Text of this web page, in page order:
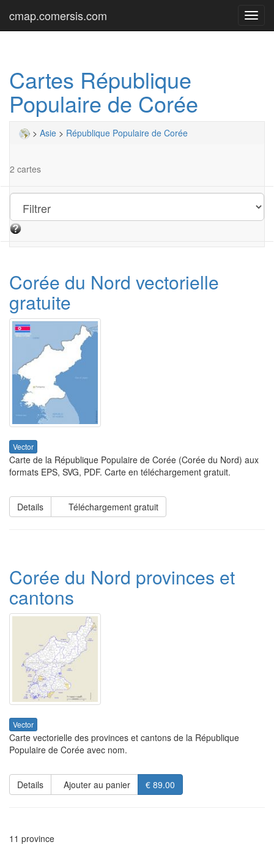
cmap.comersis.com
Cartes République
Populaire de Corée
> Asie > République Populaire de Corée
2 cartes
Corée du Nord vectorielle
gratuite
Vector
Carte de la République Populaire de Corée (Corée du Nord) aux
formats EPS, SVG, PDF. Carte en téléchargement gratuit.
Details Téléchargement gratuit
Corée du Nord provinces et
cantons
Vector
Carte vectorielle des provinces et cantons de la République
Populaire de Corée avec nom.
Details Ajouter au panier € 89.00
11 province